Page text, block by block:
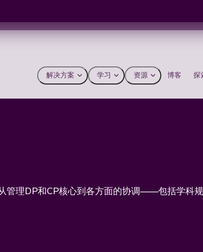
解决方案 学习 资源 博客 探
管理DP和CP核心到各方面的协调——包括学科